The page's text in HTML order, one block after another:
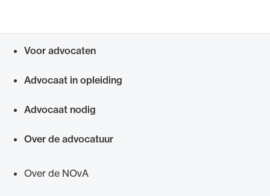
Voor advocaten
Advocaat in opleiding
Advocaat nodig
Over de advocatuur
Over de NOvA
Van de Advocatenwet tot de Verordening op